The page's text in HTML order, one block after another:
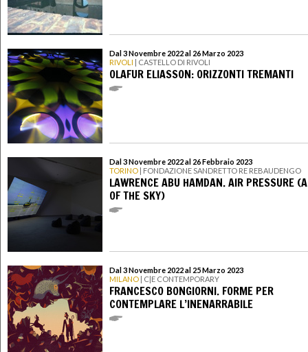
Dal 3 Novembre 2022 al 26 Marzo 2023
RIVOLI | CASTELLO DI RIVOLI
OLAFUR ELIASSON: ORIZZONTI TREMANTI
Dal 3 Novembre 2022 al 26 Febbraio 2023
TORINO | FONDAZIONE SANDRETTO RE REBAUDENGO
LAWRENCE ABU HAMDAN. AIR PRESSURE
OF THE SKY)
Dal 3 Novembre 2022 al 25 Marzo 2023
MILANO | C|E CONTEMPORARY
FRANCESCO BONGIORNI. FORME PER
CONTEMPLARE L’INENARRABILE